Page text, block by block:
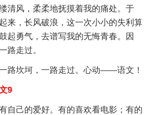
清风，柔柔地抚摸着我的痛处。于
来，长风破浪，这一次小小的失利算
起勇气，去谱写我的无悔青春。因
路走过。
路坎坷，一路走过。心动——语文！
9
自己的爱好。有的喜欢看电影；有的